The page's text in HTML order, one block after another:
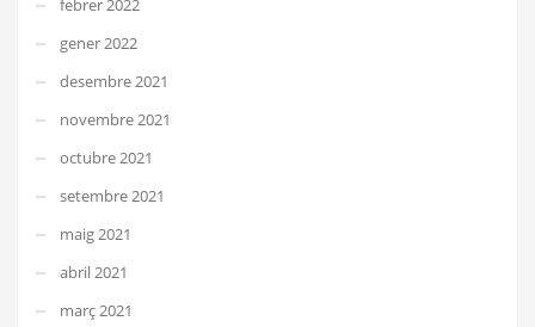
gener 2022
desembre 2021
novembre 2021
octubre 2021
setembre 2021
maig 2021
abril 2021
març 2021